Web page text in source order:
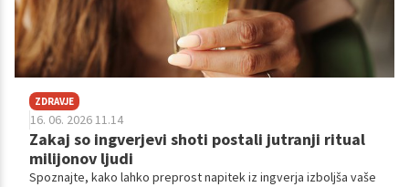
ZDRAVJE
16. 06. 2026 11.14
Zakaj so ingverjevi shoti postali jutranji ritual
milijonov ljudi
Spoznajte, kako lahko preprost napitek iz ingverja izboljša vaše